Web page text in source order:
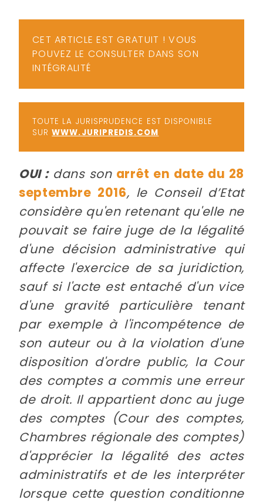
CET ARTICLE EST GRATUIT ! VOUS
POUVEZ LE CONSULTER DANS SON
INTÉGRALITÉ
TOUTE LA JURISPRUDENCE EST DISPONIBLE
SURWWW.JURIPREDIS.COM
OUI :dans son arrêt en date du 28
septembre 2016, le Conseil d’Etat
considère qu'en retenant qu'elle ne
pouvait se faire juge de la légalité
d'une décision administrative qui
affecte l'exercice de sa juridiction,
sauf si l'acte est entaché d'un vice
d'une gravité particulière tenant
par exemple à l'incompétence de
son auteur ou à la violation d'une
disposition d'ordre public, la Cour
des comptes a commis une erreur
de droit. Il appartient donc au juge
des comptes (Cour des comptes,
Chambres régionale des comptes)
d'apprécier la légalité des actes
administratifs et de les interpréter
lorsque cette question conditionne